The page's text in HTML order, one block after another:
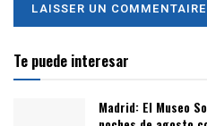
Te puede interesar
Madrid: El Museo